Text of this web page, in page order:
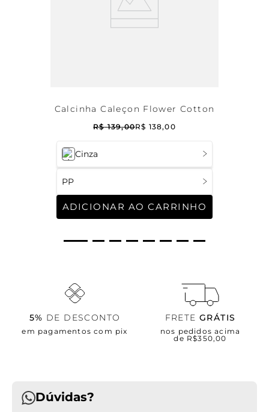
Cinza
PP
ADICIONAR AO CARRINHO
Calcinha Caleçon Flower Cotton
R$ 139,00R$ 138,00
5% DE DESCONTO
em pagamentos com pix
FRETE GRÁTIS
nos pedidos acima
de R$350,00
Dúvidas?